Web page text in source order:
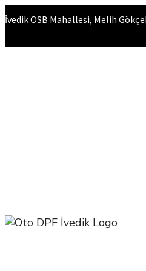
İvedik OSB Mahallesi, Melih